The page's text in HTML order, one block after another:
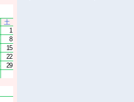
土
1
8
15
22
29